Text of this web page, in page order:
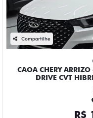
CAOA CHERY TIGGO 8
DCT 4P
R$